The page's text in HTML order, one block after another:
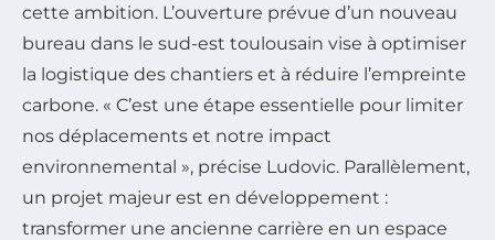
cette ambition. L’ouverture prévue d’un nouveau
bureau dans le sud-est toulousain vise à optimiser
la logistique des chantiers et à réduire l’empreinte
carbone. « C’est une étape essentielle pour limiter
nos déplacements et notre impact
environnemental », précise Ludovic. Parallèlement,
un projet majeur est en développement :
transformer une ancienne carrière en un espace